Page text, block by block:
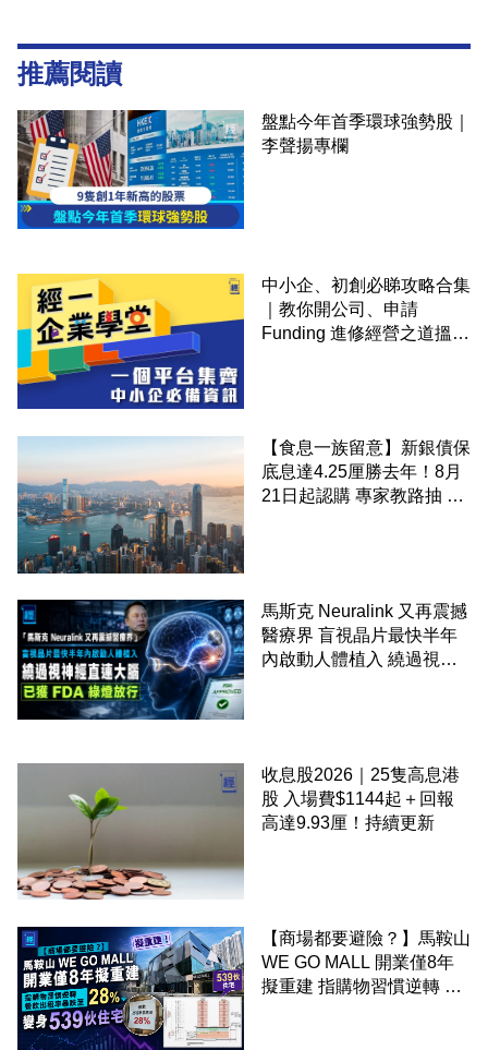
推薦閱讀
盤點今年首季環球強勢股｜
李聲揚專欄
中小企、初創必睇攻略合集
｜教你開公司、申請
Funding 進修經營之道搵大
【食息一族留意】新銀債保
底息達4.25厘勝去年！8月
21日起認購 專家教路抽 20
馬斯克 Neuralink 又再震撼
醫療界 盲視晶片最快半年
內啟動人體植入 繞過視神
收息股2026｜25隻高息港
股 入場費$1144起＋回報
高達9.93厘！持續更新
【商場都要避險？】馬鞍山
WE GO MALL 開業僅8年
擬重建 指購物習慣逆轉 餐